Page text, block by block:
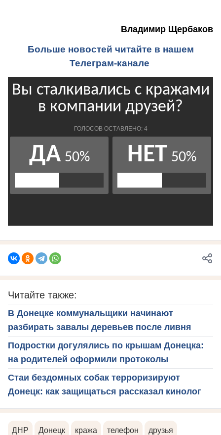
Владимир Щербаков
Больше новостей читайте в нашем
Телеграм-канале
Читайте также:
В Донецке коммунальщики начинают
разбирать завалы деревьев после ливня
Подростки догулялись по крышам Донецка:
на родителей оформили протоколы
Стаи бездомных собак терроризируют
Донецк: как защищаться рассказал кинолог
ДНР Донецк кража телефон друзья